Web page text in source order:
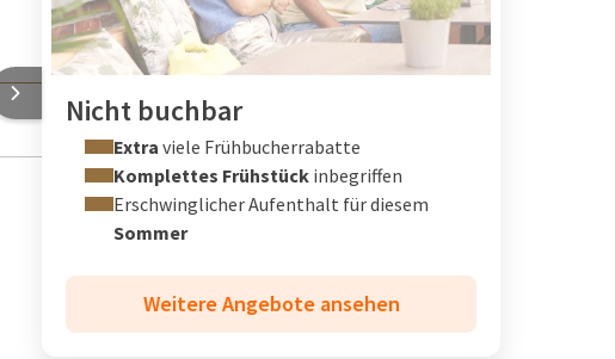
Nicht buchbar
Extra viele Frühbucherrabatte
Komplettes Frühstück inbegriffen
Erschwinglicher Aufenthalt für diesem
Sommer
Weitere Angebote ansehen